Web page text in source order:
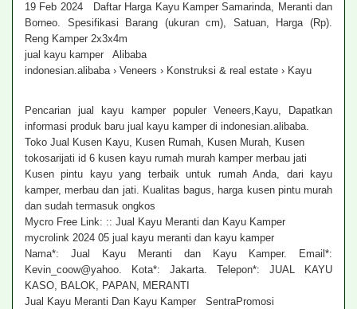
19 Feb 2024 Daftar Harga Kayu Kamper Samarinda, Meranti dan
Borneo. Spesifikasi Barang (ukuran cm), Satuan, Harga (Rp).
Reng Kamper 2x3x4m
jual kayu kamper Alibaba
indonesian.alibaba › Veneers › Konstruksi & real estate › Kayu
Pencarian jual kayu kamper populer Veneers,Kayu, Dapatkan
informasi produk baru jual kayu kamper di indonesian.alibaba.
Toko Jual Kusen Kayu, Kusen Rumah, Kusen Murah, Kusen
tokosarijati id 6 kusen kayu rumah murah kamper merbau jati
Kusen pintu kayu yang terbaik untuk rumah Anda, dari kayu
kamper, merbau dan jati. Kualitas bagus, harga kusen pintu murah
dan sudah termasuk ongkos
Mycro Free Link: :: Jual Kayu Meranti dan Kayu Kamper
mycrolink 2024 05 jual kayu meranti dan kayu kamper
Nama*: Jual Kayu Meranti dan Kayu Kamper. Email*:
Kevin_coow@yahoo. Kota*: Jakarta. Telepon*: JUAL KAYU
KASO, BALOK, PAPAN, MERANTI
Jual Kayu Meranti Dan Kayu Kamper SentraPromosi